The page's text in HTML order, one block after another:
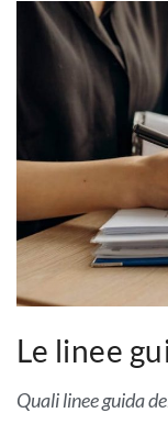
Le linee
Quali linee guida